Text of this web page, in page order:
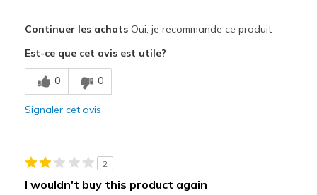
Breathe Well
Comfortable
Got Hole in Bottom Quickly
Continuer les achatsOui, je recommande ce produit
Est-ce que cet avis est utile?
0 0
Signaler cet avis
2
I wouldn't buy this product again